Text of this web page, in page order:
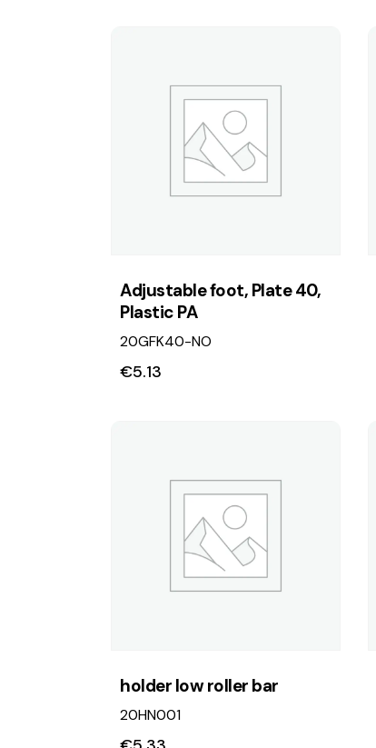
Adjustable foot, Plate 40,
Plastic PA
20GFK40-NO
€5.13
holder low roller bar
20HN001